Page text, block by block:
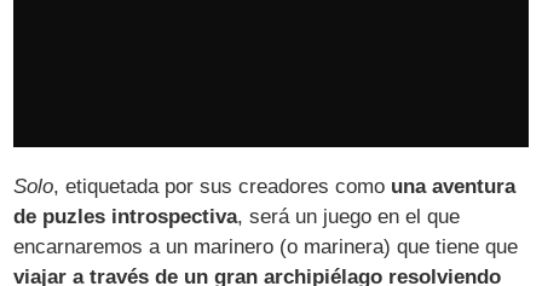
Solo, etiquetada por sus creadores como una aventura
de puzles introspectiva, será un juego en el que
encarnaremos a un marinero (o marinera) que tiene que
viajar a través de un gran archipiélago resolviendo